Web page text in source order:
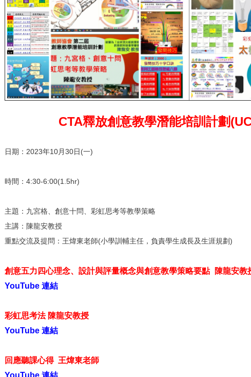
CTA釋放創意教學潛能培訓計劃
日期：2023年10月30日(一)
時間： 4:30-6:00(1.5hr)
主題： 九宮格、創意十問、彩虹思考等教學策略
主講：陳龍安教授
重點交流及提問：王煒東老師(小學訓輔主任，負責學生成長及生涯規劃)
創意五力四心理念、設計與評量概念與創意教學策略要點 陳龍安教
YouTube 連結
彩虹思考法 陳龍安教授
YouTube 連結
回應聽課心得 王煒東老師
YouTube 連結